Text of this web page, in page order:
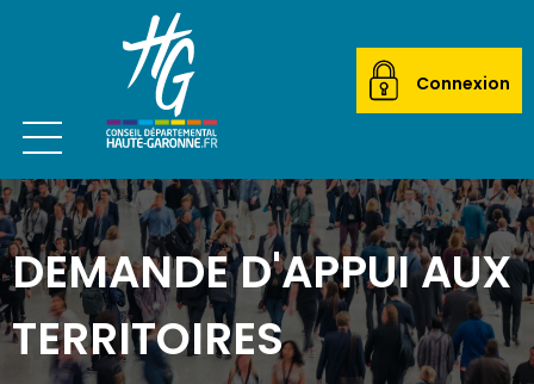
Connexion
Ouvrir le menu
CITOYEN
ACTEUR LOCAL
MAIRIES
ETABLISSEMENTS SCOLAIRES
DEMANDE D'APPUI AUX
TERRITOIRES